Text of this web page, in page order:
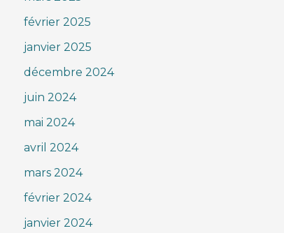
février 2025
janvier 2025
décembre 2024
juin 2024
mai 2024
avril 2024
mars 2024
février 2024
janvier 2024